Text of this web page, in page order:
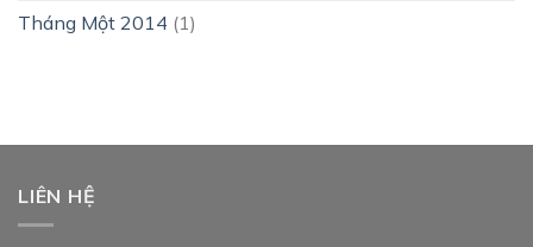
Tháng Một 2014 (1)
LIÊN HỆ